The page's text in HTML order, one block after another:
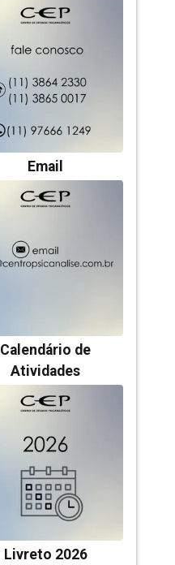
Email
Calendário de
Atividades
Livreto 2026